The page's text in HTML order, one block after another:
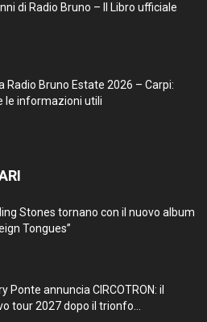
di Radio Bruno – Il Libro ufficiale
Radio Bruno Estate 2026 – Carpi:
le informazioni utili
Stones tornano con il nuovo album
Tongues”
Ponte annuncia CIRCOTRON: il
tour 2027 dopo il trionfo...